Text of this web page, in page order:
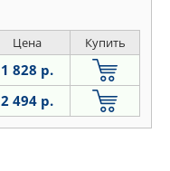
Цена Купить
1 828 р.
2 494 р.